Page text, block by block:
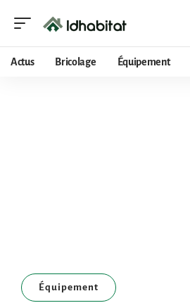
Actus Bricolage Équipement
Équipement